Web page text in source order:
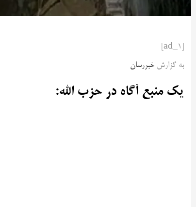
به گزارش خبررسان
یک منبع آگاه در حزب الله: